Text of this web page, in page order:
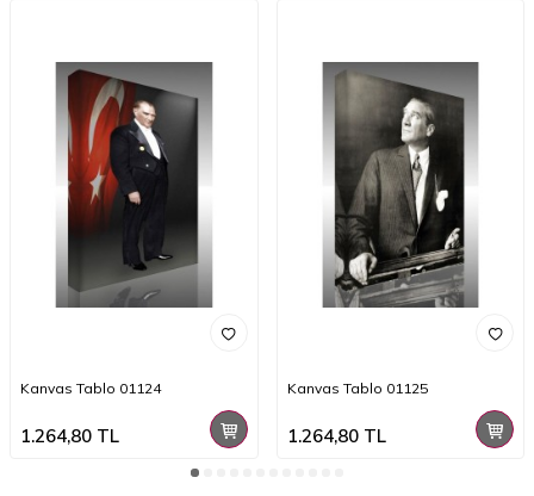
Kanvas Tablo 01124
1.264,80 TL
Kanvas Tablo 01125
1.264,80TL